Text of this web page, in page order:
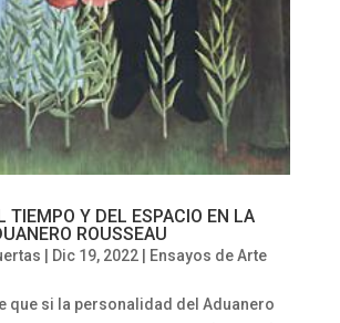
TIEMPO Y DEL ESPACIO EN LA
ROUSSEAU
Dic 19, 2022| Ensayos de Arte
que si la personalidad del Aduanero